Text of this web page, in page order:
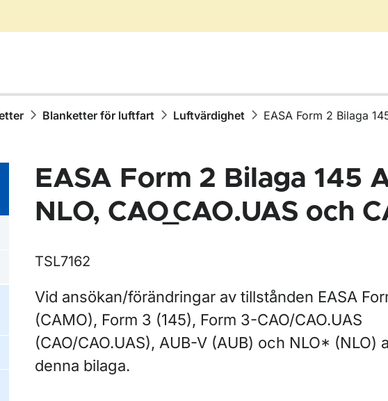
Blanketter för luftfart Luftvärdighet EASA Form 2 Bilaga
EASA Form 2 Bilaga 145
NLO, CAO_CAO.UAS och
TSL7162
Vid ansökan/förändringar av tillstånden EASA
(CAMO), Form 3 (145), Form 3-CAO/CAO.UAS
(CAO/CAO.UAS), AUB-V (AUB) och NLO* (NLO)
denna bilaga.